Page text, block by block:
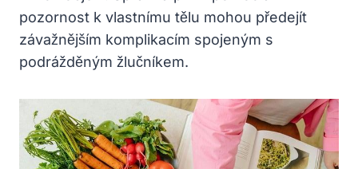
pozornost k vlastnímu tělu mohou předejít
závažnějším komplikacím spojeným s
podrážděným žlučníkem.